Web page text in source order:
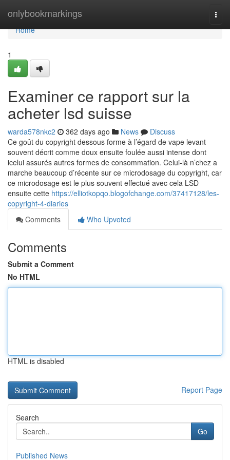
onlybookmarkings
Home
Home
1
Examiner ce rapport sur la
acheter lsd suisse
warda578nkc2 362 days ago News
Discuss
Ce goût du copyright dessous forme à l’égard de vape levant
souvent décrit comme doux ensuite foulée aussi intense dont
icelui assurés autres formes de consommation. Celui-là n’chez a
marche beaucoup d’récente sur ce microdosage du copyright, car
ce microdosage est le plus souvent effectué avec cela LSD
ensuite cette https://elliotkopqo.blogofchange.com/37417128/les-
copyright-4-diaries
Comments
Who Upvoted
Comments
Submit a Comment
No HTML
HTML is disabled
Report Page
Search
Go
Published News